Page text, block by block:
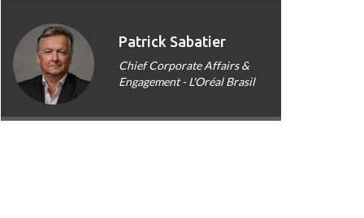
Patrick Sabatier
Chief Corporate Affairs &
Engagement - L'Oréal Brasil